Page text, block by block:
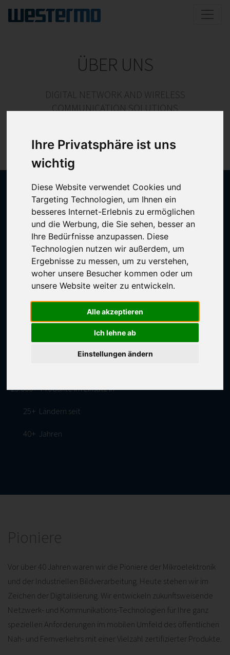
Ihre Privatsphäre ist uns
wichtig
Diese Website verwendet Cookies und
Targeting Technologien, um Ihnen ein
besseres Internet-Erlebnis zu ermöglichen
und die Werbung, die Sie sehen, besser an
Ihre Bedürfnisse anzupassen. Diese
Technologien nutzen wir außerdem, um
Ergebnisse zu messen, um zu verstehen,
woher unsere Besucher kommen oder um
unsere Website weiter zu entwickeln.
Alle akzeptieren
Ich lehne ab
Einstellungen ändern
ÜBER UNS
DIGITAL NETWORK AND WIRELESS
COMMUNICATION SOLUTIONS
IN ZAHLEN
25.000+ Produkte im Einsatz in
25+ Ländern seit
40+ Jahren
Pioniere
Vor über 40 Jahren waren wir die Pioniere der Mikroelektronik
und der Industriellen Bildverarbeitung. Heute stehen wir im
Zeichen der Digitalisierung. Wir entwickeln zukunftsweisende
Netzwerk- und Kommunikations-Technologien für Ihre ganz
speziellen Anforderungen im mobilen Umfeld des öffentlichen
Nah- und Fernverkehrs mit einer Vielzahl zertifizierter Produkte.